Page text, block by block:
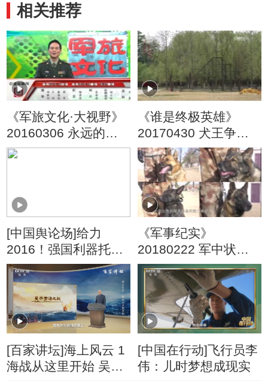
相关推荐
《军旅文化·大视野》
20160306 永远的雷
锋 永恒的精神
《谁是终极英雄》
20170430 犬王争霸
（下集）
[中国舆论场]给力
2016！强国利器托起
中国梦
《军事纪实》
20180222 军中状元
360——2018季 军犬
总动员⑤
[百家讲坛]海上风云 1
海战从这里开始 吴齐
[中国在行动]飞行员李
伟：儿时梦想成现实